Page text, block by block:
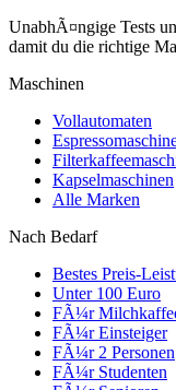
UnabhÃ¤ngige Tests
damit du die richtige
Maschinen
Vollautomaten
Kapselmaschinen
Alle Marken
Nach Bedarf
Bestes Preis-
Unter 100 Euro
FÃ¼r
FÃ¼r Einsteiger
FÃ¼r 2 Personen
FÃ¼r Studenten